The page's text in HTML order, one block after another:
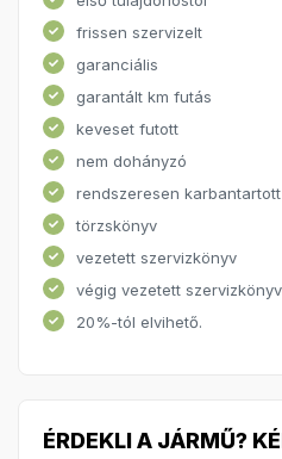
frissen szervizelt
garanciális
garantált km futás
keveset futott
nem dohányzó
rendszeresen karbantartott
törzskönyv
vezetett szervizkönyv
végig vezetett szervizkönyv
20%-tól elvihető.
ÉRDEKLI A JÁRMŰ?